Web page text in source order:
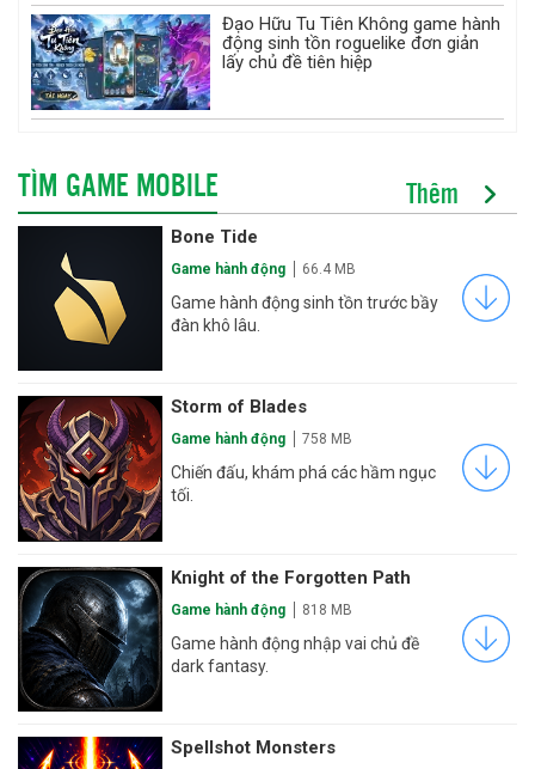
Đạo Hữu Tu Tiên Không game hành
động sinh tồn roguelike đơn giản
lấy chủ đề tiên hiệp
TÌM GAME MOBILE Thêm
Bone Tide
Game hành động 66.4 MB
Game hành động sinh tồn trước bầy
đàn khô lâu.
Storm of Blades
Game hành động 758 MB
Chiến đấu, khám phá các hầm ngục
tối.
Knight of the Forgotten Path
Game hành động 818 MB
Game hành động nhập vai chủ đề
dark fantasy.
Spellshot Monsters